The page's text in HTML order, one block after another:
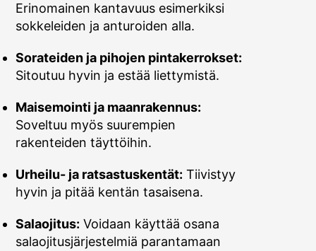
Erinomainen kantavuus esimerkiksi
sokkeleiden ja anturoiden alla.
Sorateiden ja pihojen pintakerrokset:
Sitoutuu hyvin ja estää liettymistä.
Maisemointi ja maanrakennus:
Soveltuu myös suurempien
rakenteiden täyttöihin.
Urheilu- ja ratsastuskentät: Tiivistyy
hyvin ja pitää kentän tasaisena.
Salaojitus: Voidaan käyttää osana
salaojitusjärjestelmiä parantamaan